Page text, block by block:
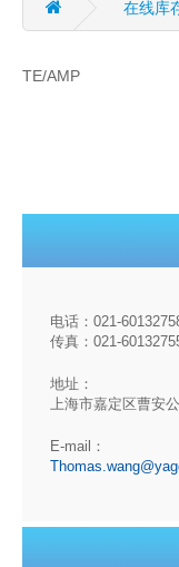
在线库
TE/AMP
电话：021-
传真：021-
地址：
上海市嘉定区曹安
E-mail：